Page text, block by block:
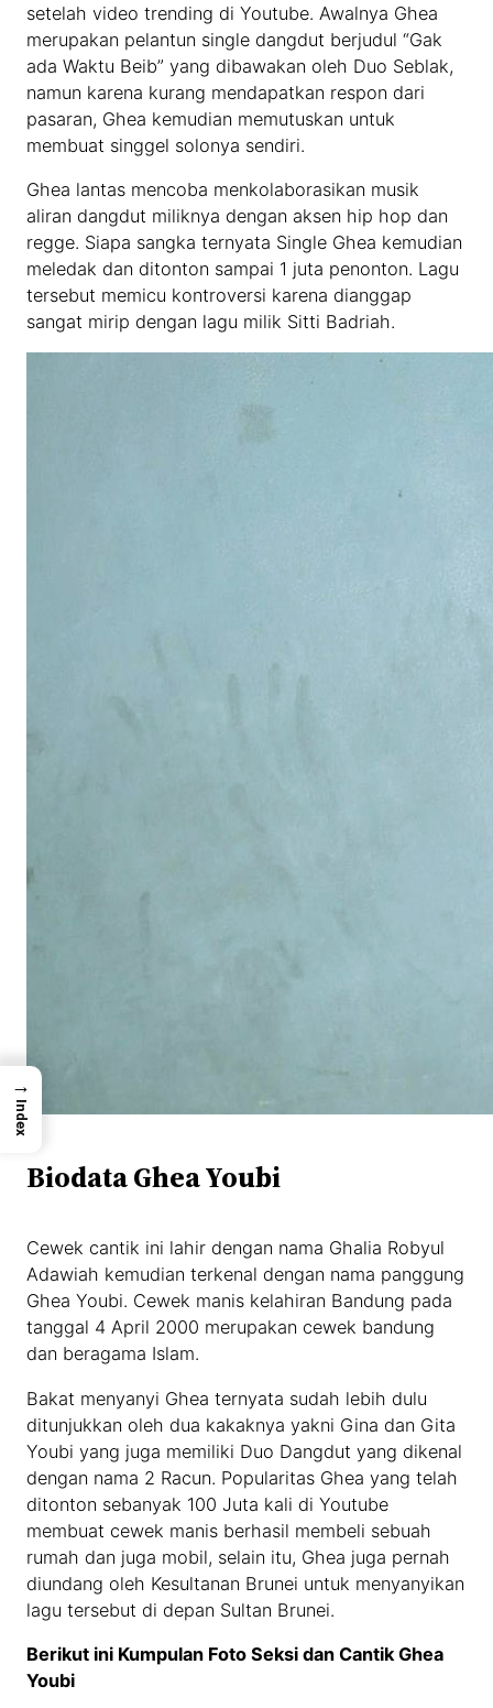
setelah video trending di Youtube. Awalnya Ghea
merupakan pelantun single dangdut berjudul “Gak
ada Waktu Beib” yang dibawakan oleh Duo Seblak,
namun karena kurang mendapatkan respon dari
pasaran, Ghea kemudian memutuskan untuk
membuat singgel solonya sendiri.
Ghea lantas mencoba menkolaborasikan musik
aliran dangdut miliknya dengan aksen hip hop dan
regge. Siapa sangka ternyata Single Ghea kemudian
meledak dan ditonton sampai 1 juta penonton. Lagu
tersebut memicu kontroversi karena dianggap
sangat mirip dengan lagu milik Sitti Badriah.
Biodata Ghea Youbi
Cewek cantik ini lahir dengan nama Ghalia Robyul
Adawiah kemudian terkenal dengan nama panggung
Ghea Youbi. Cewek manis kelahiran Bandung pada
tanggal 4 April 2000 merupakan cewek bandung
dan beragama Islam.
Bakat menyanyi Ghea ternyata sudah lebih dulu
ditunjukkan oleh dua kakaknya yakni Gina dan Gita
Youbi yang juga memiliki Duo Dangdut yang dikenal
dengan nama 2 Racun. Popularitas Ghea yang telah
ditonton sebanyak 100 Juta kali di Youtube
membuat cewek manis berhasil membeli sebuah
rumah dan juga mobil, selain itu, Ghea juga pernah
diundang oleh Kesultanan Brunei untuk menyanyikan
lagu tersebut di depan Sultan Brunei.
Berikut ini Kumpulan Foto Seksi dan Cantik Ghea
Youbi
→
Index